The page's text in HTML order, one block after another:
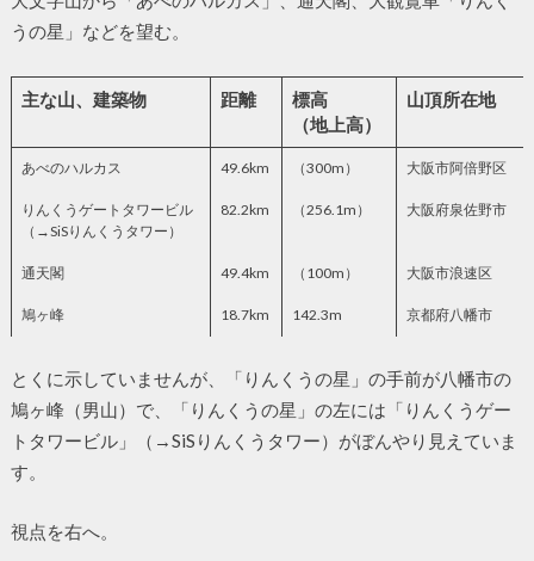
うの星」などを望む。
主な山、建築物 距離
標高
（地上高）
山頂所在地
あべのハルカス 49.6km （300m） 大阪市阿倍野区
りんくうゲートタワービル
（→SiSりんくうタワー）
82.2km （256.1m） 大阪府泉佐野市
通天閣 49.4km （100m） 大阪市浪速区
鳩ヶ峰 18.7km 142.3m 京都府八幡市
とくに示していませんが、「りんくうの星」の手前が八幡市の
鳩ヶ峰（男山）で、「りんくうの星」の左には「りんくうゲー
トタワービル」（→SiSりんくうタワー）がぼんやり見えていま
す。
視点を右へ。